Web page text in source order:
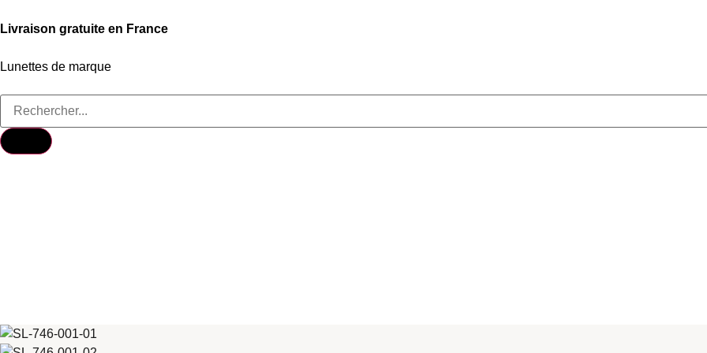
Livraison gratuite en France
Lunettes de marque